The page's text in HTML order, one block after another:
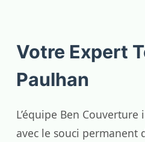
Votre Expert
Paulhan
L’équipe Ben
avec le souci permanent